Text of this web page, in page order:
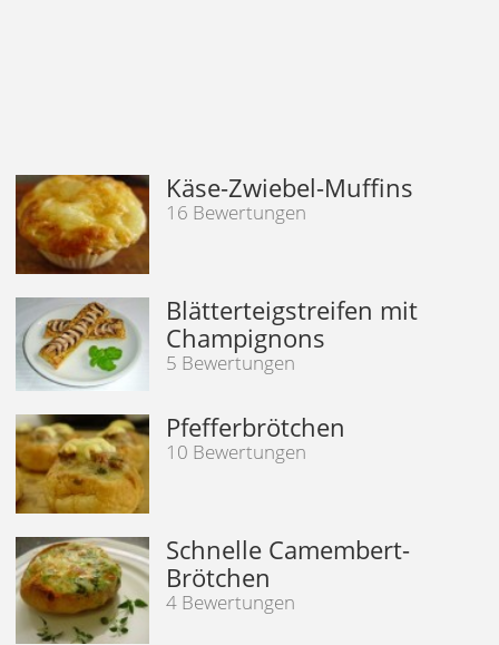
Käse-Zwiebel-Muffins
16 Bewertungen
Blätterteigstreifen mit
Champignons
5 Bewertungen
Pfefferbrötchen
10 Bewertungen
Schnelle Camembert-
Brötchen
4 Bewertungen